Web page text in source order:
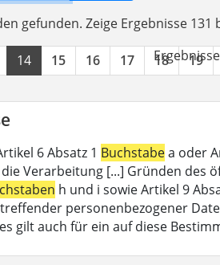
gefunden. Zeige Ergebnisse 131
14 15 16 17 18 19
6 Absatz 1 Buchstabea oder
Verarbeitung [...] Gründen des
h und i sowie Artikel 9
personenbezogener
gilt auch für ein auf diese